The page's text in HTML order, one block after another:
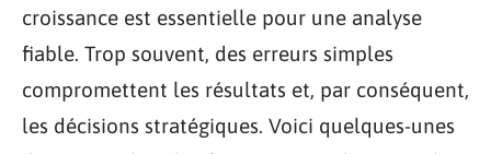
croissance est essentielle pour une analyse
fiable. Trop souvent, des erreurs simples
compromettent les résultats et, par conséquent,
les décisions stratégiques. Voici quelques-unes